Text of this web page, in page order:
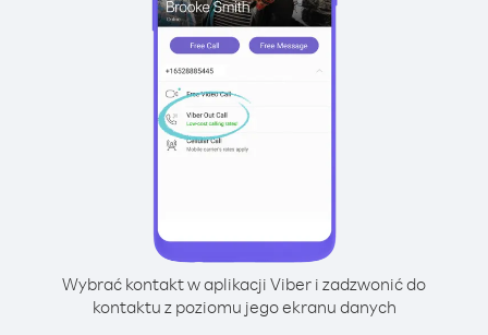
Wybrać kontakt w aplikacji Viber i zadzwonić do
kontaktu z poziomu jego ekranu danych